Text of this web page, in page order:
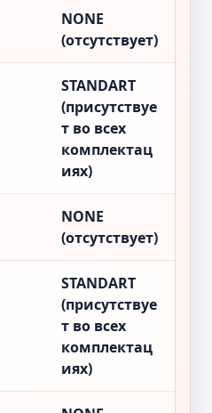
NONE
(отсутствует)
STANDART
(присутствуе
т во всех
комплектац
иях)
NONE
(отсутствует)
STANDART
(присутствуе
т во всех
комплектац
иях)